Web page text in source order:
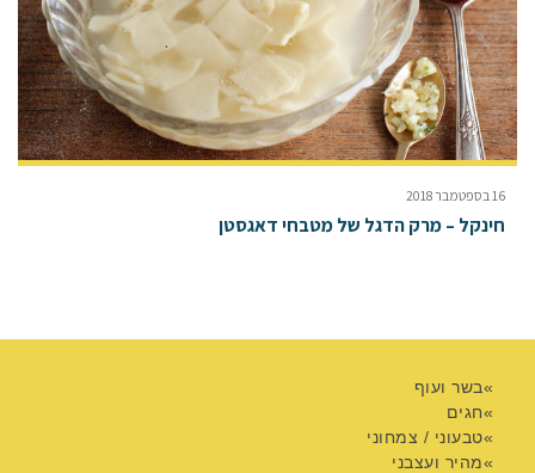
16 בספטמבר 2018
חינקל – מרק הדגל של מטבחי דאגסטן
בשר ועוף
חגים
טבעוני / צמחוני
מהיר ועצבני